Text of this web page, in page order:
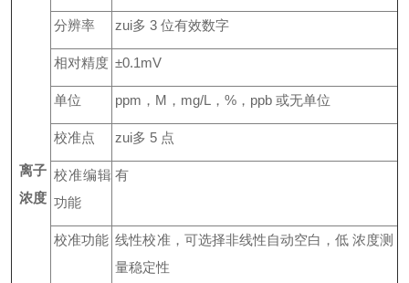
离子
浓度
分辨率 zui多3 位有效数字
相对精度 ±0.1mV
单位 ppm ， M ， mg/L ，% ， ppb 或无单位
校准点 zui多 5 点
校准编辑
功能
有
校准功能 线性校准，可选择非线性自动空白，低 浓度测
量稳定性